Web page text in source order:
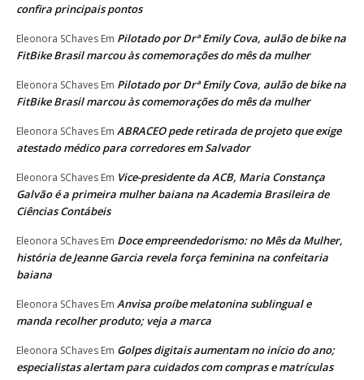
confira principais pontos
Eleonora SChaves Em Pilotado por Drª Emily Cova, aulão de bike na
FitBike Brasil marcou às comemorações do mês da mulher
Eleonora SChaves Em Pilotado por Drª Emily Cova, aulão de bike na
FitBike Brasil marcou às comemorações do mês da mulher
Eleonora SChaves Em ABRACEO pede retirada de projeto que exige
atestado médico para corredores em Salvador
Eleonora SChaves Em Vice-presidente da ACB, Maria Constança
Galvão é a primeira mulher baiana na Academia Brasileira de
Ciências Contábeis
Eleonora SChaves Em Doce empreendedorismo: no Mês da Mulher,
história de Jeanne Garcia revela força feminina na confeitaria
baiana
Eleonora SChaves Em Anvisa proíbe melatonina sublingual e
manda recolher produto; veja a marca
Eleonora SChaves Em Golpes digitais aumentam no início do ano;
especialistas alertam para cuidados com compras e matrículas